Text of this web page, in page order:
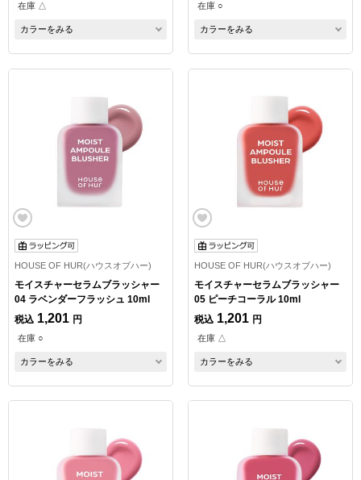
在庫 △
カラーをみる
在庫 ○
カラーをみる
HOUSE OF HUR(ハウスオブハー)
モイスチャーセラムブラッシャー
04 ラベンダーフラッシュ 10ml
税込 1,201 円
在庫 ○
カラーをみる
HOUSE OF HUR(ハウスオブハー)
モイスチャーセラムブラッシャー
05 ピーチコーラル 10ml
税込 1,201 円
在庫 △
カラーをみる